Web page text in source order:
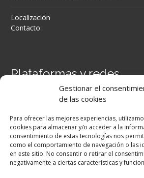
Gestionar el
de las cookies
Para ofrecer las mejores experiencias,
cookies para almacenar y/o acceder a la
consentimiento de estas tecnologías nos
como el comportamiento de navegación o las
en este sitio. No consentir o retirar el
negativamente a ciertas características y
Localización
Contacto
Plataformas y redes
Secretaría Virtual
Facebook